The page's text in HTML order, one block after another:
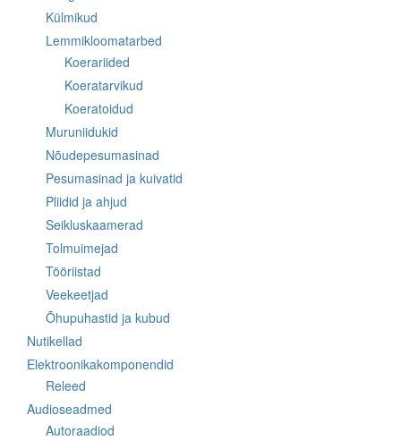
Külmikud
Lemmikloomatarbed
Koerariided
Koeratarvikud
Koeratoidud
Muruniidukid
Nõudepesumasinad
Pesumasinad ja kuivatid
Pliidid ja ahjud
Seikluskaamerad
Tolmuimejad
Tööriistad
Veekeetjad
Õhupuhastid ja kubud
Nutikellad
Elektroonikakomponendid
Releed
Audioseadmed
Autoraadiod